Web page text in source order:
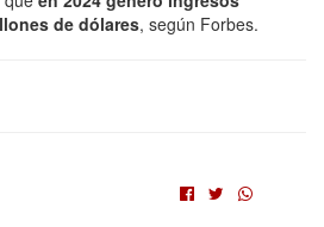
de dólares, según Forbes.